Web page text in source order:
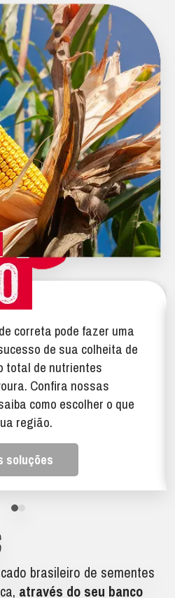
correta pode fazer uma
de sua colheita de
total de nutrientes
Confira nossas
como escolher o que
região.
soluções
brasileiro de sementes
através do seu banco